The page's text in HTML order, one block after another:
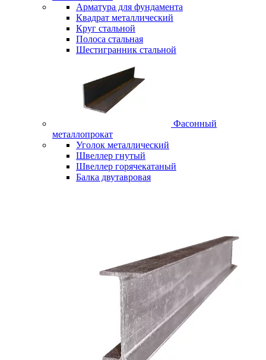
Арматура для фундамента
Квадрат металлический
Круг стальной
Полоса стальная
Шестигранник стальной
Фасонный
металлопрокат
Уголок металлический
Швеллер гнутый
Швеллер горячекатаный
Балка двутавровая